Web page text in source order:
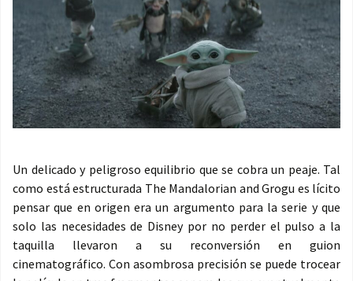
Un delicado y peligroso equilibrio que se cobra un peaje. Tal
como está estructurada The Mandalorian and Grogu es lícito
pensar que en origen era un argumento para la serie y que
solo las necesidades de Disney por no perder el pulso a la
taquilla llevaron a su reconversión en guion
cinematográfico. Con asombrosa precisión se puede trocear